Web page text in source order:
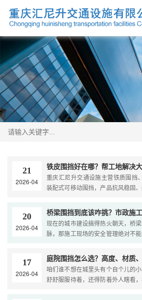
21
2026-04
铁皮围挡好在哪？帮工地解决
重庆汇尼升交通设施主营铁质围挡
装配式可移动围挡，产品抗风稳固
工，同时提供交通标志牌、波形
务。...
20
2026-04
桥梁围挡到底该咋挑？市政施
现在的城市建设搞得热火朝天，桥
脉，那施工现场的安全管理绝对不
辆安全的关键设施。话说回来，很
杂多变的桥梁施工环境时，经常因为
大意了，结果围挡倒塌、损毁这些
能选到一个既符合安全标准，又能
17
2026-04
咱们谁不想在城里头有个自个儿的
舒舒服服待着，还得防着外人瞎看